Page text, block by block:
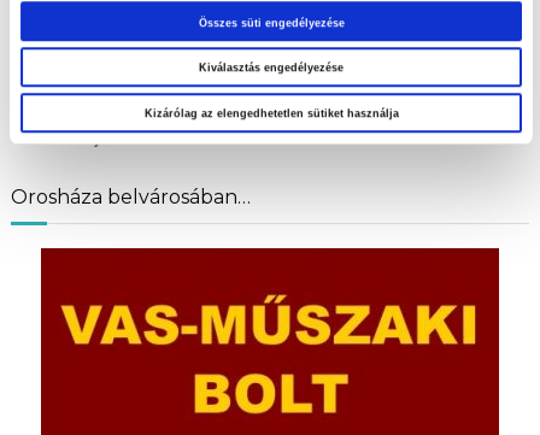
Összes süti engedélyezése
Kiválasztás engedélyezése
Kizárólag az elengedhetetlen sütiket használja
Orosháza belvárosában…